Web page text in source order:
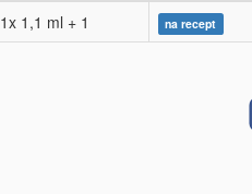
1x 1,1 ml + 1 na recept